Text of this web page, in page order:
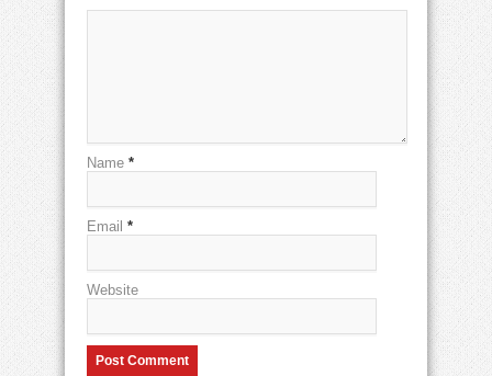
Name *
Email *
Website